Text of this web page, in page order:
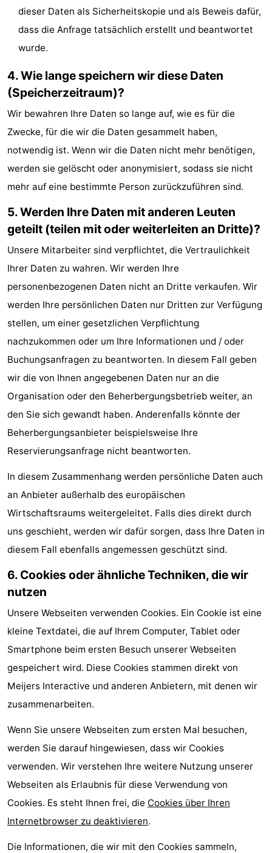
dieser Daten als Sicherheitskopie und als Beweis dafür,
dass die Anfrage tatsächlich erstellt und beantwortet
wurde.
4. Wie lange speichern wir diese Daten
(Speicherzeitraum)?
Wir bewahren Ihre Daten so lange auf, wie es für die
Zwecke, für die wir die Daten gesammelt haben,
notwendig ist. Wenn wir die Daten nicht mehr benötigen,
werden sie gelöscht oder anonymisiert, sodass sie nicht
mehr auf eine bestimmte Person zurückzuführen sind.
5. Werden Ihre Daten mit anderen Leuten
geteilt (teilen mit oder weiterleiten an Dritte)?
Unsere Mitarbeiter sind verpflichtet, die Vertraulichkeit
Ihrer Daten zu wahren. Wir werden Ihre
personenbezogenen Daten nicht an Dritte verkaufen. Wir
werden Ihre persönlichen Daten nur Dritten zur Verfügung
stellen, um einer gesetzlichen Verpflichtung
nachzukommen oder um Ihre Informationen und / oder
Buchungsanfragen zu beantworten. In diesem Fall geben
wir die von Ihnen angegebenen Daten nur an die
Organisation oder den Beherbergungsbetrieb weiter, an
den Sie sich gewandt haben. Anderenfalls könnte der
Beherbergungsanbieter beispielsweise Ihre
Reservierungsanfrage nicht beantworten.
In diesem Zusammenhang werden persönliche Daten auch
an Anbieter außerhalb des europäischen
Wirtschaftsraums weitergeleitet. Falls dies direkt durch
uns geschieht, werden wir dafür sorgen, dass Ihre Daten in
diesem Fall ebenfalls angemessen geschützt sind.
6. Cookies oder ähnliche Techniken, die wir
nutzen
Unsere Webseiten verwenden Cookies. Ein Cookie ist eine
kleine Textdatei, die auf Ihrem Computer, Tablet oder
Smartphone beim ersten Besuch unserer Webseiten
gespeichert wird. Diese Cookies stammen direkt von
Meijers Interactive und anderen Anbietern, mit denen wir
zusammenarbeiten.
Wenn Sie unsere Webseiten zum ersten Mal besuchen,
werden Sie darauf hingewiesen, dass wir Cookies
verwenden. Wir verstehen Ihre weitere Nutzung unserer
Webseiten als Erlaubnis für diese Verwendung von
Cookies. Es steht Ihnen frei, die Cookies über Ihren
Internetbrowser zu deaktivieren.
Die Informationen, die wir mit den Cookies sammeln,